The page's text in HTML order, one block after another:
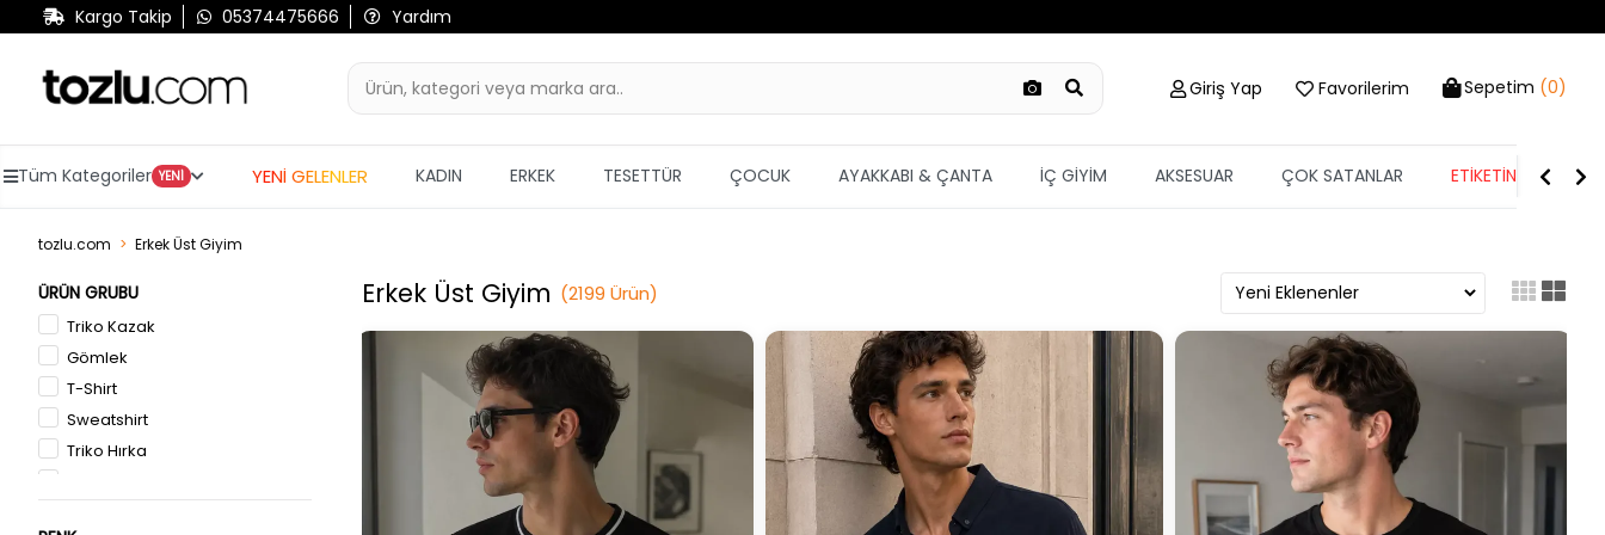
Kargo Takip 05374475666 Yardım
Giriş Yap Favorilerim Sepetim (0)
Tüm Kategoriler YENİ YENİ GELENLER KADIN ERKEK TESETTÜR ÇOCUK AYAKKABI & ÇANTA İÇ GİYİM AKSESUAR ÇOK SATANLAR ETİKETİN YARISI
tozlu.com Erkek Üst Giyim
ÜRÜN GRUBU
Triko Kazak
Gömlek
T-Shirt
Sweatshirt
Triko Hırka
Erkek Üst Giyim (2199 Ürün)